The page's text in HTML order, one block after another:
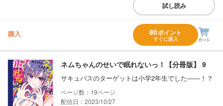
試し読み
購入 80ポイント
すぐに購入
ネムちゃんのせいで眠れないっ！【分冊版】 9
サキュバスのターゲットは小学2年生でした――！？
19
配信日：2023/10/27